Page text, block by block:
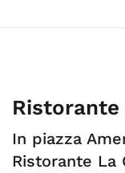
Ristorante
In piazza
Ristorante La